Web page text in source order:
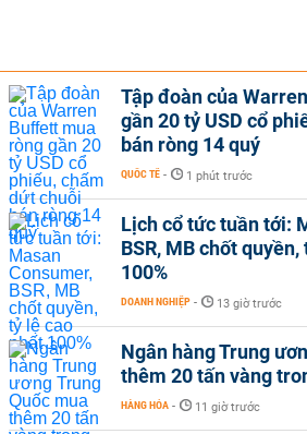
Tập đoàn của
gần 20 tỷ USD cổ
bán ròng 14 quý
QUỐC TẾ - 1 phút trước
Lịch cổ tức tuần tới:
BSR, MB chốt
100%
DOANH NGHIỆP - 13 giờ trước
Ngân hàng Trung
thêm 20 tấn vàng
HÀNG HÓA - 11 giờ trước